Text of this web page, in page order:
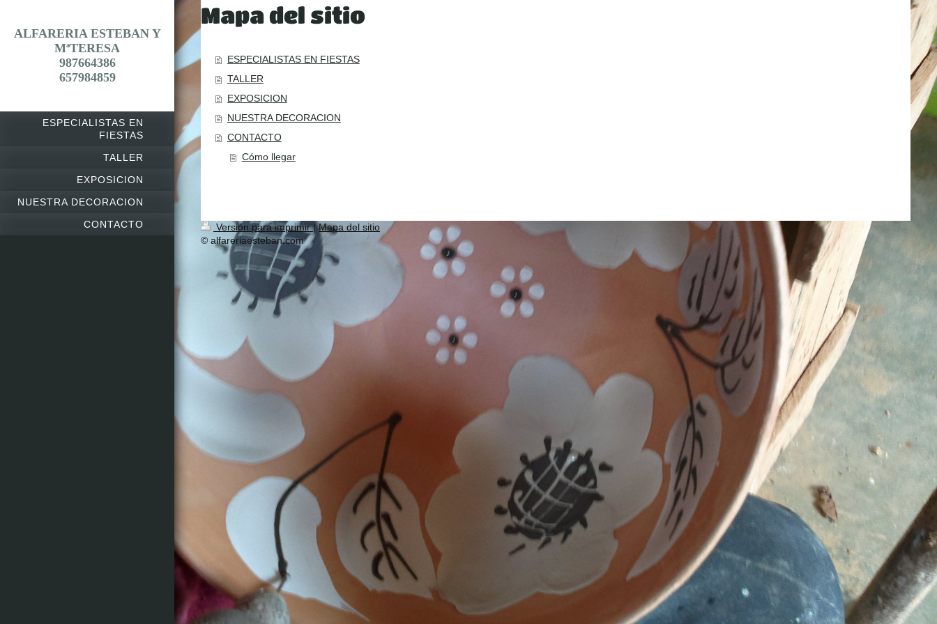
ALFARERIA ESTEBAN Y
MªTERESA
987664386
657984859
ESPECIALISTAS EN
FIESTAS
TALLER
EXPOSICION
NUESTRA DECORACION
CONTACTO
Mapa del sitio
ESPECIALISTAS EN FIESTAS
TALLER
EXPOSICION
NUESTRA DECORACION
CONTACTO
Cómo llegar
Versión para imprimir| Mapa del sitio
© alfareriaesteban.com